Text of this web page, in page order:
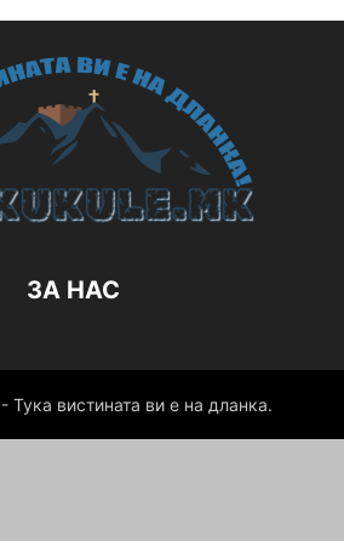
ЗА НАС
вистината ви е на дланка.